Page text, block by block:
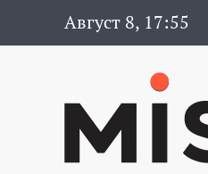
Август 8, 17:55